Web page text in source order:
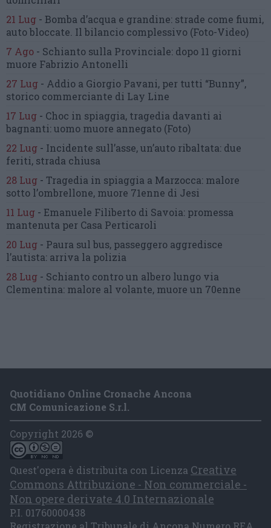
21 Lug - Bomba d’acqua e grandine: strade come fiumi,
auto bloccate. Il bilancio complessivo (Foto-Video)
7 Ago - Schianto sulla Provinciale: dopo 11 giorni
muore Fabrizio Antonelli
27 Lug - Addio a Giorgio Pavani, per tutti “Bunny”,
storico commerciante di Lay Line
17 Lug - Choc in spiaggia, tragedia davanti ai
bagnanti:uomo muore annegato (Foto)
22 Lug - Incidente sull’asse, un’auto ribaltata: due
feriti, strada chiusa
28 Lug - Tragedia in spiaggia a Marzocca: malore
sotto l’ombrellone, muore 71enne di Jesi
11 Lug - Emanuele Filiberto di Savoia: promessa
mantenuta per Casa Perticaroli
20 Lug - Paura sul bus, passeggero aggredisce
l’autista: arriva la polizia
28 Lug - Schianto contro un albero lungo via
Clementina: malore al volante, muore un 70enne
Quotidiano Online Cronache Ancona
CM Comunicazione S.r.l.
Copyright 2026 ©
Quest'opera è distribuita con Licenza Creative
Commons Attribuzione - Non commerciale -
Non opere derivate 4.0 Internazionale
P.I. 01760000438